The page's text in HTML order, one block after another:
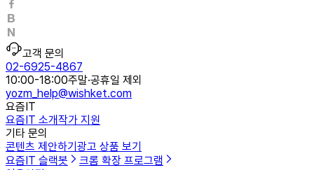
고객 문의
02-6925-4867
10:00-18:00주말·공휴일 제외
yozm_help@wishket.com
요즘IT
요즘IT 소개작가 지원
기타 문의
콘텐츠 제안하기 광고 상품 보기
요즘IT 슬랙봇
크롬 확장 프로그램